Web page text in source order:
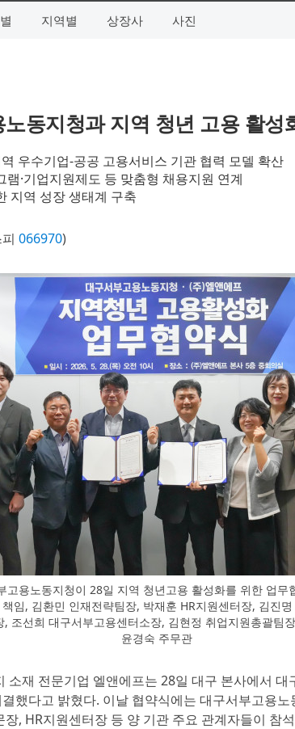
지역별 상장사 사진
동지청과 지역 청년 고용 활성
우수기업-공공 고용서비스 기관 협력 모델 확산
·기업지원제도 등 맞춤형 채용지원 연계
지역 성장 생태계 구축
066970)
고용노동지청이 28일 지역 청년고용 활성화를 위한 업무
임, 김환민 인재전략팀장, 박재훈 HR지원센터장, 김진
, 조선희 대구서부고용센터소장, 김현정 취업지원총괄팀
윤경숙 주무관
소재 전문기업 엘앤에프는 28일 대구 본사에서
했다고 밝혔다. 이날 협약식에는 대구서부고용
, HR지원센터장 등 양 기관 주요 관계자들이 참